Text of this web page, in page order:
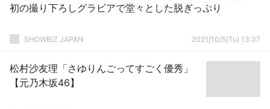
初の撮り下ろしグラビアで堂々とした脱ぎっぷり
SHOWBIZ JAPAN 2021/10/5(Tu) 13:37
松村沙友理「さゆりんごってすごく優秀」
【元乃木坂46】